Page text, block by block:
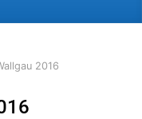
2016